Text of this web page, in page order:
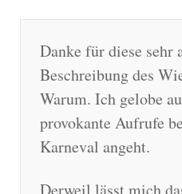
Danke für diese sehr
Beschreibung des
Warum. Ich gelobe
provokante Aufrufe
Karneval angeht.
Derweil lässt mich